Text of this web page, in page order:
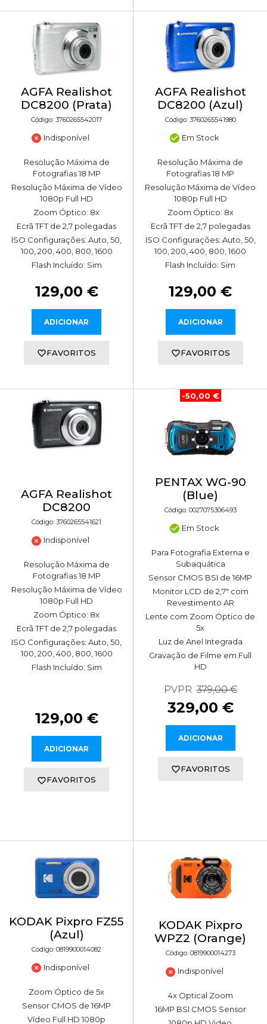
AGFA Realishot
DC8200 (Prata)
Código: 3760265542017
Indisponível
Resolução Máxima de
Fotografias 18 MP
Resolução Máxima de Vídeo
1080p Full HD
Zoom Óptico: 8x
Ecrã TFT de 2,7 polegadas
ISO Configurações: Auto, 50,
100, 200, 400, 800, 1600
Flash Incluído: Sim
129,00 €
ADICIONAR
FAVORITOS
AGFA Realishot
DC8200 (Azul)
Código: 3760265541980
Em Stock
Resolução Máxima de
Fotografias 18 MP
Resolução Máxima de Vídeo
1080p Full HD
Zoom Óptico: 8x
Ecrã TFT de 2,7 polegadas
ISO Configurações: Auto, 50,
100, 200, 400, 800, 1600
Flash Incluído: Sim
129,00 €
ADICIONAR
FAVORITOS
AGFA Realishot
DC8200
Código: 3760265541621
Indisponível
Resolução Máxima de
Fotografias 18 MP
Resolução Máxima de Vídeo
1080p Full HD
Zoom Óptico: 8x
Ecrã TFT de 2,7 polegadas
ISO Configurações: Auto, 50,
100, 200, 400, 800, 1600
Flash Incluído: Sim
129,00 €
ADICIONAR
FAVORITOS
-50,00 €
PENTAX WG-90
(Blue)
Código: 0027075306493
Em Stock
Para Fotografia Externa e
Subaquática
Sensor CMOS BSI de 16MP
Monitor LCD de 2,7" com
Revestimento AR
Lente com Zoom Óptico de
5x
Luz de Anel Integrada
Gravação de Filme em Full
HD
PVPR 379,00 €
329,00 €
ADICIONAR
FAVORITOS
KODAK Pixpro FZ55
(Azul)
Código: 0819900014082
Indisponível
Zoom Óptico de 5x
Sensor CMOS de 16MP
Vídeo Full HD 1080p
KODAK Pixpro
WPZ2 (Orange)
Código: 0819900014273
Indisponível
4x Optical Zoom
16MP BSI CMOS Sensor